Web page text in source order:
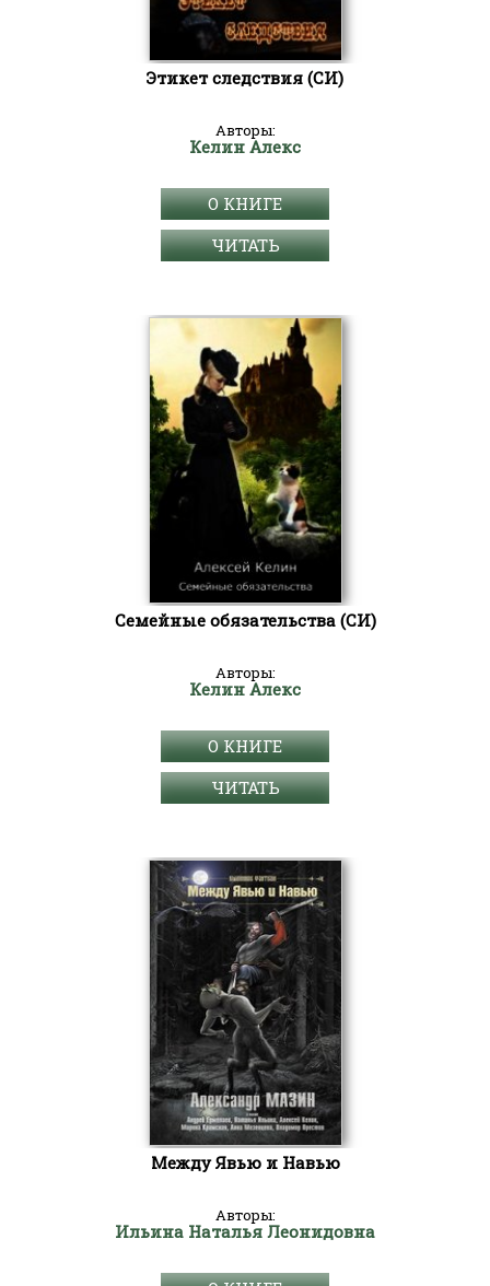
Этикет следствия (СИ)
Авторы:
Келин Алекс
О КНИГЕ
ЧИТАТЬ
Семейные обязательства (СИ)
Авторы:
Келин Алекс
О КНИГЕ
ЧИТАТЬ
Между Явью и Навью
Авторы:
Ильина Наталья Леонидовна